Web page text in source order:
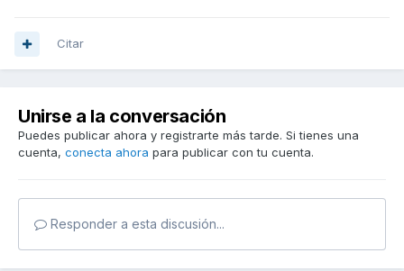
Citar
Unirse a la conversación
Puedes publicar ahora y registrarte más tarde. Si tienes una
cuenta, conecta ahora para publicar con tu cuenta.
Responder a esta discusión...